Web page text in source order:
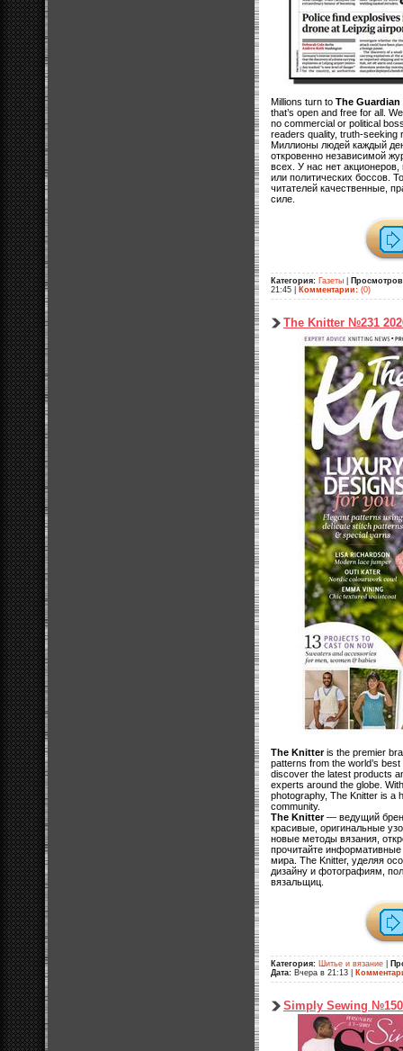
Millions turn to The Guardian
that’s open and free for all.
no commercial or political
readers quality, truth-seeking
Миллионы людей каждый
откровенно независимой
всех. У нас нет
или политических боссов.
читателей качественные,
силе.
Категория: Газеты
21:45
Комментарии: (0)
The Knitter №231
The Knitteris the premier
patterns from the world’s
discover the latest products
experts around the globe.
photography, The Knitter is a
community.
The Knitter— ведущий
красивые, оригинальные
новые методы вязания,
прочитайте информативные
мира. The Knitter, уделяя
дизайну и фотографиям,
вязальщиц.
Категория: Шитье и вязание
Дата: Вчера в 21:13
Simply Sewing №150